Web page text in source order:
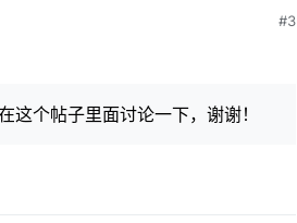
#3
个帖子里面讨论一下，谢谢！